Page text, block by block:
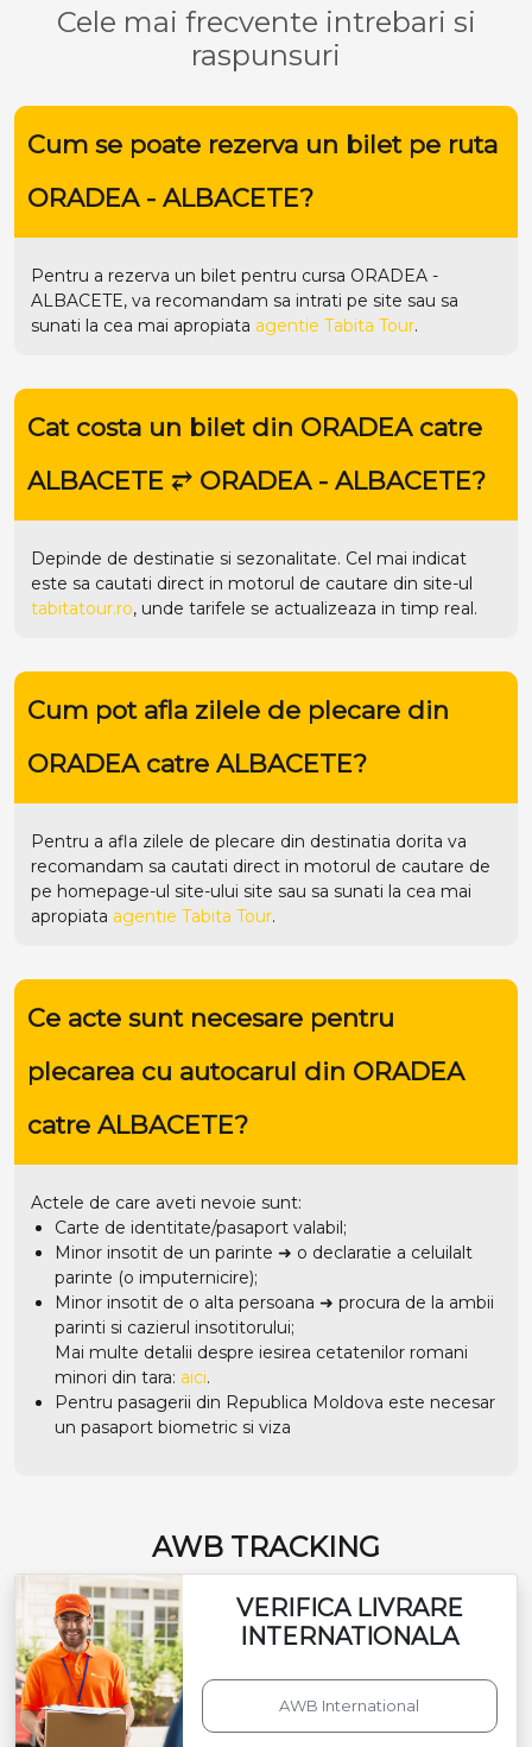
Cele mai frecvente intrebari si
raspunsuri
Cum se poate rezerva un bilet pe ruta
ORADEA - ALBACETE?
Pentru a rezerva un bilet pentru cursa ORADEA -
ALBACETE, va recomandam sa intrati pe site sau sa
sunati la cea mai apropiata agentie Tabita Tour.
Cat costa un bilet din ORADEA catre
ALBACETE ⥂ ORADEA - ALBACETE?
Depinde de destinatie si sezonalitate. Cel mai indicat
este sa cautati direct in motorul de cautare din site-ul
tabitatour.ro, unde tarifele se actualizeaza in timp real.
Cum pot afla zilele de plecare din
ORADEA catre ALBACETE?
Pentru a afla zilele de plecare din destinatia dorita va
recomandam sa cautati direct in motorul de cautare de
pe homepage-ul site-ului site sau sa sunati la cea mai
apropiata agentie Tabita Tour.
Ce acte sunt necesare pentru
plecarea cu autocarul din ORADEA
catre ALBACETE?
Actele de care aveti nevoie sunt:
Carte de identitate/pasaport valabil;
Minor insotit de un parinte ➜ o declaratie a celuilalt
parinte (o imputernicire);
Minor insotit de o alta persoana ➜ procura de la ambii
parinti si cazierul insotitorului;
Mai multe detalii despre iesirea cetatenilor romani
minori din tara: aici.
Pentru pasagerii din Republica Moldova este necesar
un pasaport biometric si viza
AWB TRACKING
VERIFICA LIVRARE
INTERNATIONALA